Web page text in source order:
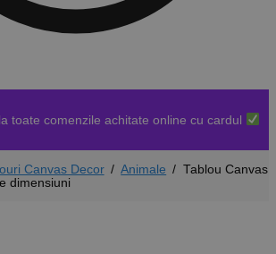
toate comenzile achitate online cu cardul
Canvas Decor / Animale / Tablou Canvas
dimensiuni